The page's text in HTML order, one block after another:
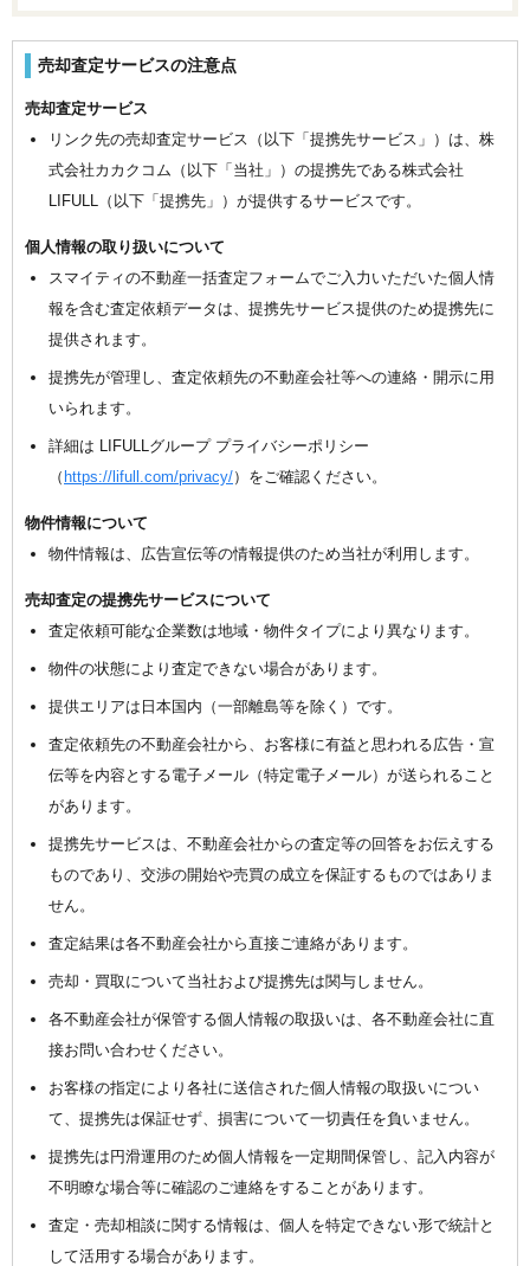
売却査定サービスの注意点
売却査定サービス
リンク先の売却査定サービス（以下「提携先サービス」）は、株
式会社カカクコム（以下「当社」）の提携先である株式会社
LIFULL（以下「提携先」）が提供するサービスです。
個人情報の取り扱いについて
スマイティの不動産一括査定フォームでご入力いただいた個人情
報を含む査定依頼データは、提携先サービス提供のため提携先に
提供されます。
提携先が管理し、査定依頼先の不動産会社等への連絡・開示に用
いられます。
詳細は LIFULLグループ プライバシーポリシー
（ https://lifull.com/privacy/）をご確認ください。
物件情報について
物件情報は、広告宣伝等の情報提供のため当社が利用します。
売却査定の提携先サービスについて
査定依頼可能な企業数は地域・物件タイプにより異なります。
物件の状態により査定できない場合があります。
提供エリアは日本国内（一部離島等を除く）です。
査定依頼先の不動産会社から、お客様に有益と思われる広告・宣
伝等を内容とする電子メール（特定電子メール）が送られること
があります。
提携先サービスは、不動産会社からの査定等の回答をお伝えする
ものであり、交渉の開始や売買の成立を保証するものではありま
せん。
査定結果は各不動産会社から直接ご連絡があります。
売却・買取について当社および提携先は関与しません。
各不動産会社が保管する個人情報の取扱いは、各不動産会社に直
接お問い合わせください。
お客様の指定により各社に送信された個人情報の取扱いについ
て、提携先は保証せず、損害について一切責任を負いません。
提携先は円滑運用のため個人情報を一定期間保管し、記入内容が
不明瞭な場合等に確認のご連絡をすることがあります。
査定・売却相談に関する情報は、個人を特定できない形で統計と
して活用する場合があります。